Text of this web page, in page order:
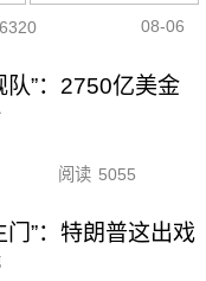
6320 08-06
队”：2750亿美金
阅读 5055
门”：特朗普这出戏